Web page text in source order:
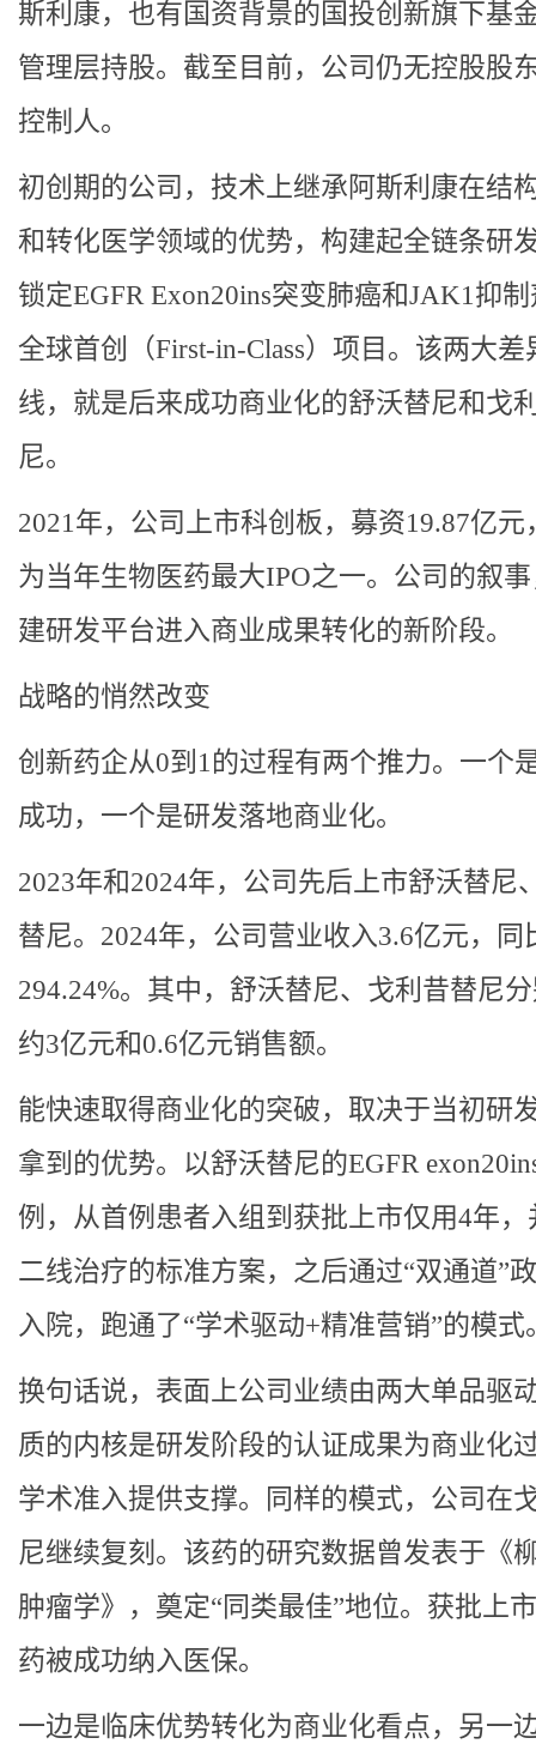
斯利康，也有国资背景的国投创新旗下基
管理层持股。截至目前，公司仍无控股股
控制人。
初创期的公司，技术上继承阿斯利康在结
和转化医学领域的优势，构建起全链条研
锁定EGFR Exon20ins突变肺癌和JAK1抑
全球首创（First-in-Class）项目。该两大差
线，就是后来成功商业化的舒沃替尼和戈
尼。
2021年，公司上市科创板，募资19.87亿元
为当年生物医药最大IPO之一。公司的叙
建研发平台进入商业成果转化的新阶段。
战略的悄然改变
创新药企从0到1的过程有两个推力。一个
成功，一个是研发落地商业化。
2023年和2024年，公司先后上市舒沃替尼
替尼。2024年，公司营业收入3.6亿元，同
294.24%。其中，舒沃替尼、戈利昔替尼
约3亿元和0.6亿元销售额。
能快速取得商业化的突破，取决于当初研
拿到的优势。以舒沃替尼的EGFR
例，从首例患者入组到获批上市仅用4年，
二线治疗的标准方案，之后通过“双通道”
入院，跑通了“学术驱动+精准营销”的模
换句话说，表面上公司业绩由两大单品驱
质的内核是研发阶段的认证成果为商业化
学术准入提供支撑。同样的模式，公司在
尼继续复刻。该药的研究数据曾发表于《
肿瘤学》，奠定“同类最佳”地位。获批上
药被成功纳入医保。
一边是临床优势转化为商业化看点，另一